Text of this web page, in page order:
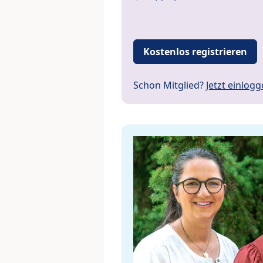
Kostenlos registrieren
Schon Mitglied? Jetzt